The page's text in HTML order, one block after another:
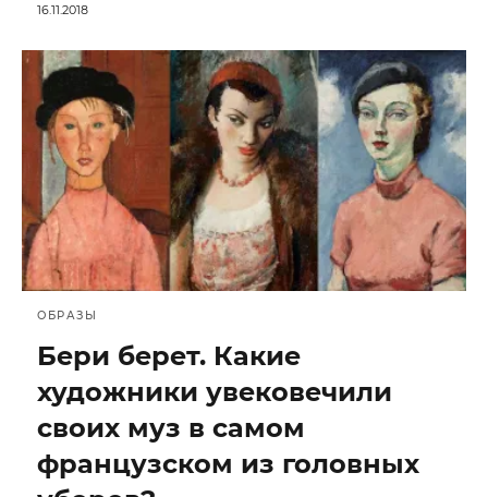
16.11.2018
ОБРАЗЫ
Бери берет. Какие
художники увековечили
своих муз в самом
французском из головных